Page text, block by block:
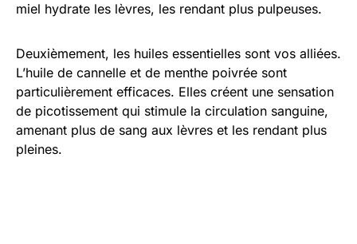
miel hydrate les lèvres, les rendant plus pulpeuses.
Deuxièmement, les huiles essentielles sont vos alliées.
L’huile de cannelle et de menthe poivrée sont
particulièrement efficaces. Elles créent une sensation
de picotissement qui stimule la circulation sanguine,
amenant plus de sang aux lèvres et les rendant plus
pleines.